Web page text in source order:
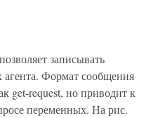
записывать
Формат сообщения
get-request, но приводит к
переменных. На рис.